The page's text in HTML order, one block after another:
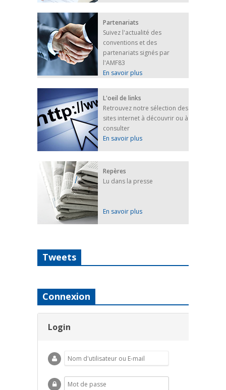
Partenariats
Suivez l'actualité des
conventions et des
partenariats signés par
l'AMF83
En savoir plus
L'oeil de links
Retrouvez notre sélection des
sites internet à découvrir ou à
consulter
En savoir plus
Repères
Lu dans la presse
En savoir plus
Tweets
Connexion
Login